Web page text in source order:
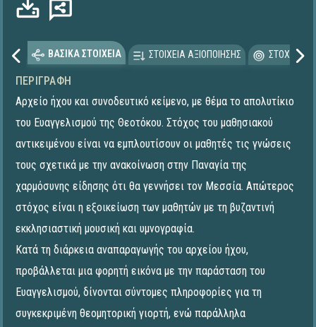
ΒΑΣΙΚΑ ΣΤΟΙΧΕΙΑ ΣΤΟΙΧΕΙΑ ΑΞΙΟΠΟΙΗΣΗΣ
ΠΕΡΙΓΡΑΦΉ
Αρχείο ήχου και συνοδευτικό κείμενο, με θέμα το απολυτίκιο
του Ευαγγελισμού της Θεοτόκου. Στόχος του μαθησιακού
αντικειμένου είναι να εμπλουτίσουν οι μαθητές τις γνώσεις
τους σχετικά με την ανακοίνωση στην Παναγία της
χαρμόσυνης είδησης ότι θα γεννήσει τον Μεσσία. Απώτερος
στόχος είναι η εξοικείωση των μαθητών με τη βυζαντινή
εκκλησιαστική μουσική και υμνογραφία.
Κατά τη διάρκεια αναπαραγωγής του αρχείου ήχου,
προβάλλεται μια φορητή εικόνα με την παράσταση του
Ευαγγελισμού, δίνονται σύντομες πληροφορίες για τη
συγκεκριμένη θεομητορική γιορτή, ενώ παράλληλα